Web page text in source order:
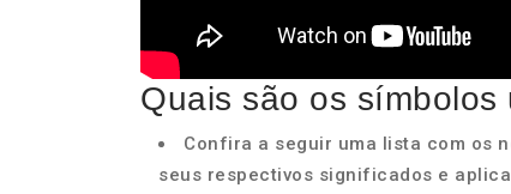
Quais são os
Confira a seguir uma lista com os
seus respectivos significados e